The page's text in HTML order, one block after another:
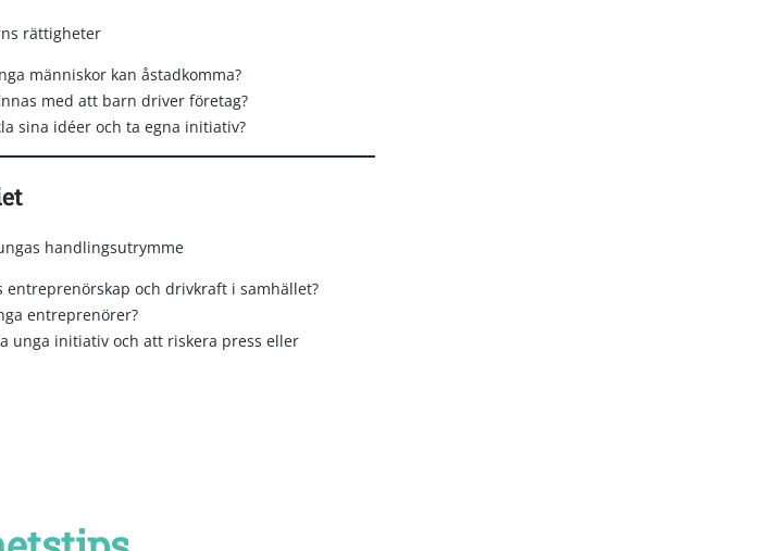
rättigheter
människor kan åstadkomma?
med att barn driver företag?
sina idéer och ta egna initiativ?
handlingsutrymme
entreprenörskap och drivkraft i samhället?
entreprenörer?
unga initiativ och att riskera press eller